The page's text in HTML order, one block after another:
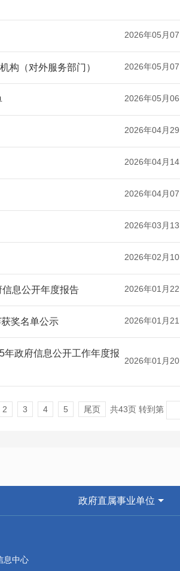
2026年05月07
日
构（对外服务部门）
2026年05月07
日
2026年05月06
日
2026年04月29
日
2026年04月14
日
2026年04月07
日
2026年03月13
日
2026年02月10
日
息公开年度报告
2026年01月22
日
奖名单公示
2026年01月21
日
年政府信息公开工作年度报
2026年01月20
2 3 4 5 尾页 共43页 转到第
政府直属事业单位
息中心